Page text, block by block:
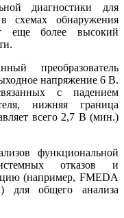
диагностики для
схемах обнаружения
еще более высокий
преобразователь
напряжение 6 В.
с падением
нижняя граница
всего 2,7 В (мин.)
функциональной
отказов и
(например, FMEDA
для общего анализа